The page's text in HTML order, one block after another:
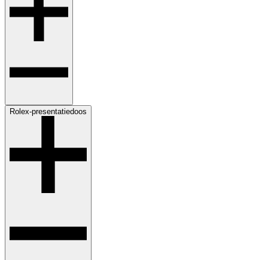
Rolex-presentatiedoos